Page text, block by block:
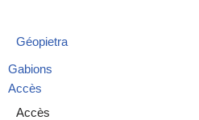
Géopietra
Gabions
Accès
Accès